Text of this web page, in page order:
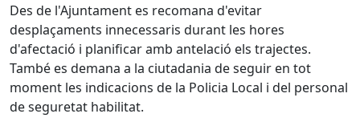
Des de l'Ajuntament es recomana d'evitar
desplaçaments innecessaris durant les hores
d'afectació i planificar amb antelació els trajectes.
També es demana a la ciutadania de seguir en tot
moment les indicacions de la Policia Local i del personal
de seguretat habilitat.